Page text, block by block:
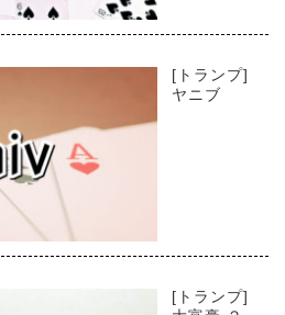
[トランプ]
ヤニブ
[トランプ]